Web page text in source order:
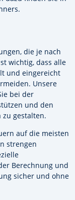
die je nach
wichtig, dass alle
und eingereicht
Unsere
bei der
und den
zu gestalten.
auf die meisten
strengen
Berechnung und
sicher und ohne